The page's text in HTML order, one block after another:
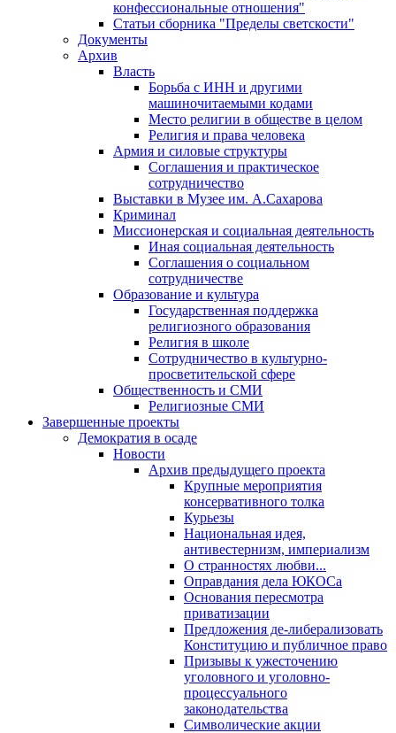
конфессиональные отношения"
Статьи сборника "Пределы светскости"
Документы
Архив
Власть
Борьба с ИНН и другими
машиночитаемыми кодами
Место религии в обществе в целом
Религия и права человека
Армия и силовые структуры
Соглашения и практическое
сотрудничество
Выставки в Музее им. А.Сахарова
Криминал
Миссионерская и социальная деятельность
Иная социальная деятельность
Соглашения о социальном
сотрудничестве
Образование и культура
Государственная поддержка
религиозного образования
Религия в школе
Сотрудничество в культурно-
просветительской сфере
Общественность и СМИ
Религиозные СМИ
Завершенные проекты
Демократия в осаде
Новости
Архив предыдущего проекта
Крупные мероприятия
консервативного толка
Курьезы
Национальная идея,
антивестернизм, империализм
О странностях любви...
Оправдания дела ЮКОСа
Основания пересмотра
приватизации
Предложения де-либерализовать
Конституцию и публичное право
Призывы к ужесточению
уголовного и уголовно-
процессуального
законодательства
Символические акции